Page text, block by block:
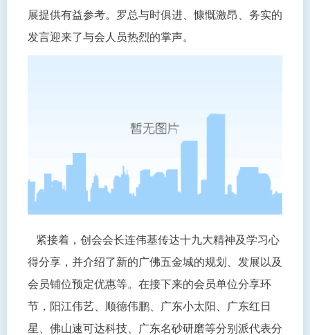
展提供有益参考。罗总与时俱进、慷慨激昂、务实的
发言迎来了与会人员热烈的掌声。
紧接着，创会会长连伟基传达十九大精神及学习心
得分享，并介绍了新的广佛五金城的规划、发展以及
会员铺位预定优惠等。在接下来的会员单位分享环
节，阳江伟艺、顺德伟鹏、广东小太阳、广东红日
星、佛山速可达科技、广东名砂研磨等分别派代表分